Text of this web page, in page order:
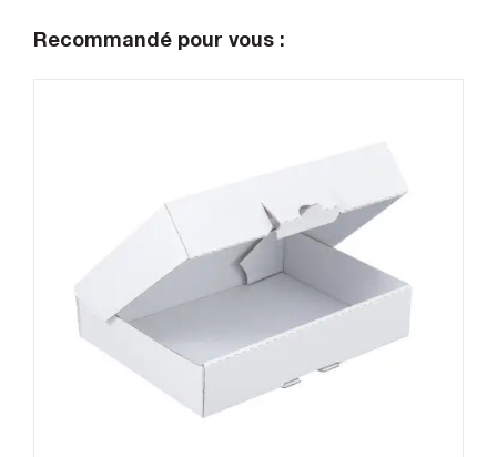
Recommandé pour vous :